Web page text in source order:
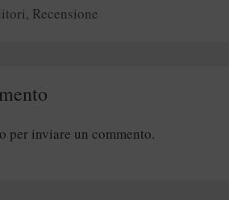
, Recensione
per inviare un commento.